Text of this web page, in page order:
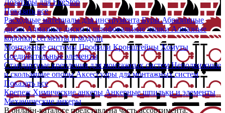
Дозаторы для FireStop
Показать все
Расходные материалы для инструментаБурыАбразивные
дискиАлмазные диски и шлифовальные чашкиАлмазные
коронки, сегменты и модули
Монтажные системы Профили КронштейныХомуты
Соединительные элементы
Стандартные крепления для монтажных системНеподвижные
и скользящие опорыАксессуары для монтажных систем
Показать все
КрепежХимические анкеры Анкерные шпильки и элементы
Механические анкеры
В онлайн-каталоге представлена часть ассортимента.